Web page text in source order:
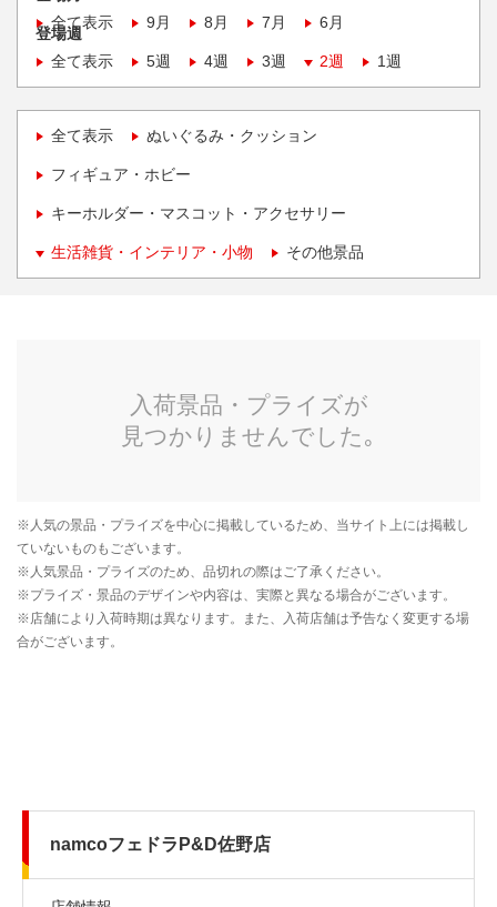
全て表示
9月 8月 7月 6月
登場週
全て表示
5週 4週 3週 2週 1週
全て表示 ぬいぐるみ・クッション
フィギュア・ホビー
キーホルダー・マスコット・アクセサリー
生活雑貨・インテリア・小物 その他景品
namcoフェドラP&D佐野店